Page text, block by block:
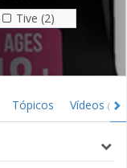
Tive (2)
Tópicos Vídeos (1)